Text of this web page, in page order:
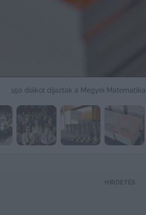
150 diákot díjaztak a Megyei
HIRDETÉS